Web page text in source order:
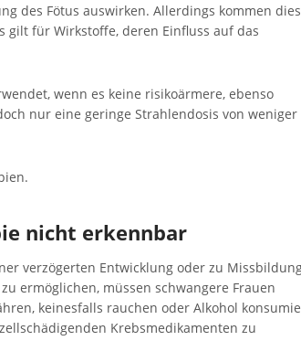
des Fötus auswirken. Allerdings kommen
gilt für Wirkstoffe, deren Einfluss auf das
wenn es keine risikoärmere, ebenso
nur eine geringe Strahlendosis von weniger
nicht erkennbar
verzögerten Entwicklung oder zu
ermöglichen, müssen schwangere Frauen
keinesfalls rauchen oder Alkohol
Krebsmedikamenten zu